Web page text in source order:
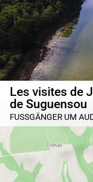
Les visites de
de Suguensou
FUSSGÄNGER UM